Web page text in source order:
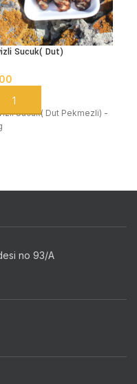
Sucuk( Dut)
SEPETE EKLE
Sucuk( Dut Pekmezli) -
no 93/A